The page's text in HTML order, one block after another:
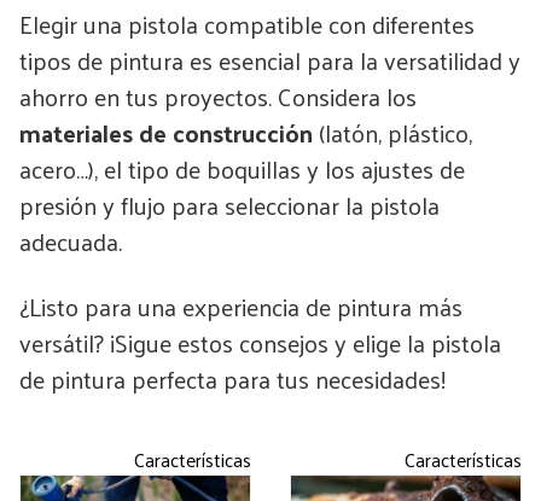
Elegir una pistola compatible con diferentes
tipos de pintura es esencial para la versatilidad y
ahorro en tus proyectos. Considera los
materiales de construcción(latón, plástico,
acero…), el tipo de boquillas y los ajustes de
presión y flujo para seleccionar la pistola
adecuada.
¿Listo para una experiencia de pintura más
versátil? ¡Sigue estos consejos y elige la pistola
de pintura perfecta para tus necesidades!
Características Características